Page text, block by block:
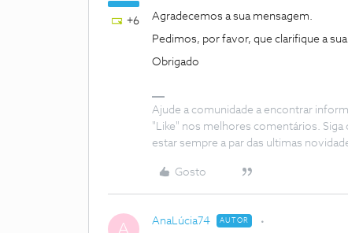
+6 Agradecemos a sua mensagem.
Pedimos, por favor, que clarifique a
Obrigado
Ajude a comunidade a encontrar
"Like" nos melhores comentários. Siga
estar sempre a par das ultimas
Gosto
A AnaLúcia74 AUTOR